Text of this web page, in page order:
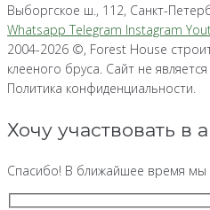
Выборгское ш., 112, Санкт-
Whatsapp Telegram Instagram
2004-2026 ©, Forest House
клееного бруса. Сайт не
Политика конфиденциальности.
Хочу участвовать в
Спасибо! В ближайшее время мы